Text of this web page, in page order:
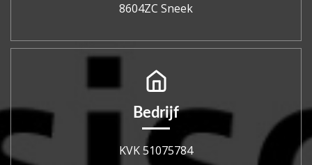
8604ZC Sneek
Bedrijf
KVK 51075784